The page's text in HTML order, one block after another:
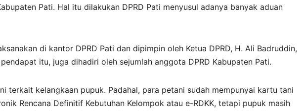
Pati. Hal itu dilakukan DPRD Pati menyusul adanya banyak aduan
di kantor DPRD Pati dan dipimpin oleh Ketua DPRD, H. Ali Badruddin,
itu, juga dihadiri oleh sejumlah anggota DPRD Kabupaten Pati.
terkait kelangkaan pupuk. Padahal, para petani sudah mempunyai kartu tani
Rencana Definitif Kebutuhan Kelompok atau e-RDKK, tetapi pupuk masih